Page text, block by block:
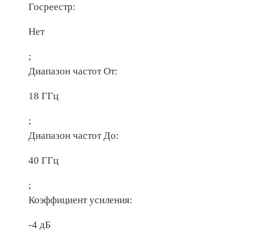
Госреестр:
Нет
;
Диапазон частот От:
18 ГГц
;
Диапазон частот До:
40 ГГц
;
Коэффициент усиления:
-4 дБ